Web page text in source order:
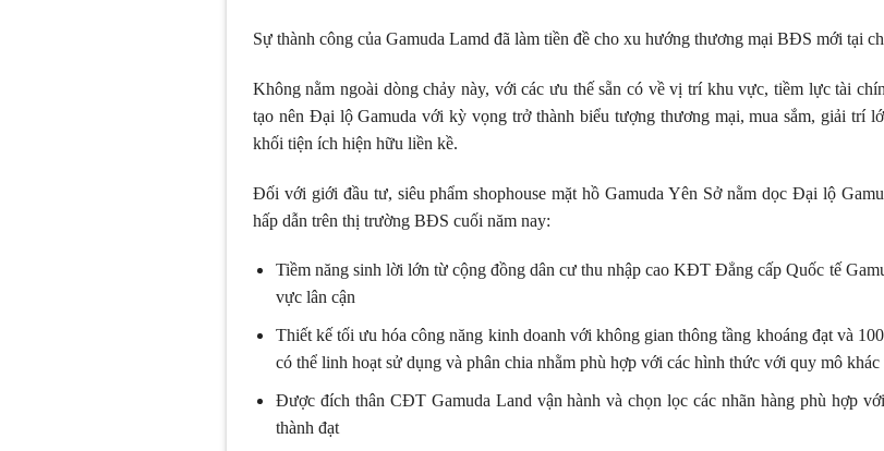
Sự thành công của Gamuda Lamd đã làm tiền đề cho xu hướng thương mại BĐS mới tại
Không nằm ngoài dòng chảy này, với các ưu thế sẵn có về vị trí khu vực, tiềm lực tài
tạo nên Đại lộ Gamuda với kỳ vọng trở thành biểu tượng thương mại, mua sắm, giải trí
khối tiện ích hiện hữu liền kề.
Đối với giới đầu tư, siêu phẩm shophouse mặt hồ Gamuda Yên Sở nằm dọc Đại lộ
hấp dẫn trên thị trường BĐS cuối năm nay:
Tiềm năng sinh lời lớn từ cộng đồng dân cư thu nhập cao KĐT Đẳng cấp Quốc tế
vực lân cận
Thiết kế tối ưu hóa công năng kinh doanh với không gian thông tầng khoáng đạt và
có thể linh hoạt sử dụng và phân chia nhằm phù hợp với các hình thức với quy mô khác
Được đích thân CĐT Gamuda Land vận hành và chọn lọc các nhãn hàng phù hợp
thành đạt